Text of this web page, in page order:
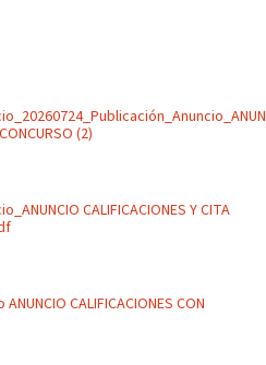
(2)
CALIFICACIONES Y CITA
CALIFICACIONES CON